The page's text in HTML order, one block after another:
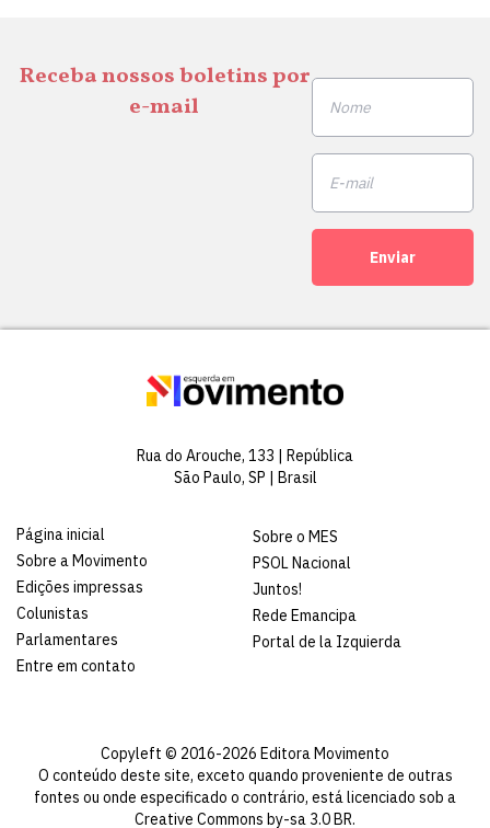
Receba nossos boletins por
e-mail
Enviar
Rua do Arouche, 133 | República
São Paulo, SP | Brasil
Página inicial
Sobre a Movimento
Edições impressas
Colunistas
Parlamentares
Entre em contato
Sobre o MES
PSOL Nacional
Juntos!
Rede Emancipa
Portal de la Izquierda
Copyleft © 2016-2026 Editora Movimento
O conteúdo deste site, exceto quando proveniente de outras
fontes ou onde especificado o contrário, está licenciado sob a
Creative Commons by-sa 3.0 BR.